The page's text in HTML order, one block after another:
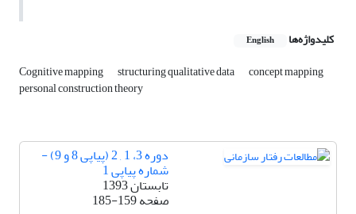
کلیدواژه‌ها English
Cognitive mapping structuring qualitative data concept mapping
personal construction theory
دوره 3، 1 , 2 (پیاپی 8 و 9) -
شماره پیاپی 1
تابستان 1393
صفحه185-159